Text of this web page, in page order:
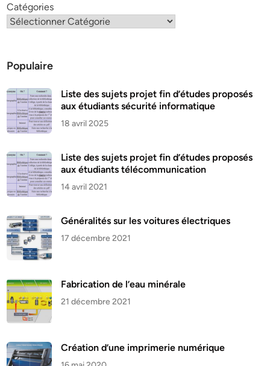
Catégories
Populaire
Liste des sujets projet fin d’études proposés
aux étudiants sécurité informatique
18 avril 2025
Liste des sujets projet fin d’études proposés
aux étudiants télécommunication
14 avril 2021
Généralités sur les voitures électriques
17 décembre 2021
Fabrication de l’eau minérale
21 décembre 2021
Création d’une imprimerie numérique